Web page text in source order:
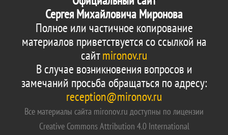
Сергея Михайловича Миронова
Полное или частичное копирование
материалов приветствуется со ссылкой на
сайтmironov.ru
В случае возникновения вопросов и
замечаний просьба обращаться по адресу:
reception@mironov.ru
Все материалы сайта mironov.ru доступны по лицензии
Creative Commons Attribution 4.0 International